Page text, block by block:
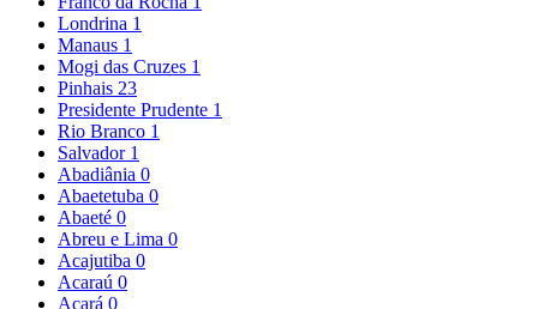
Londrina 1
Manaus 1
Mogi das Cruzes 1
Pinhais 23
Presidente Prudente 1
Rio Branco 1
Salvador 1
Abadiânia 0
Abaetetuba 0
Abaeté 0
Abreu e Lima 0
Acajutiba 0
Acaraú 0
Acará 0